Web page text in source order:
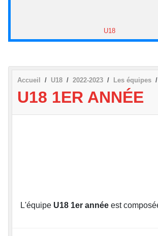
U18
Accueil U18 2022-2023 Les équipes
U18 1ER ANNÉE
L'équipe U18 1er année est